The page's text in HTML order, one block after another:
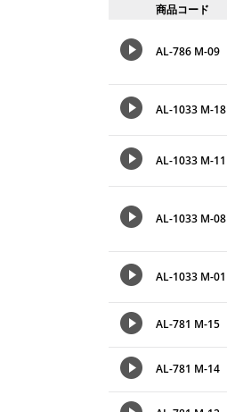
商品コード
AL-786 M-09
AL-1033 M-18
AL-1033 M-11
AL-1033 M-08
AL-1033 M-01
AL-781 M-15
AL-781 M-14